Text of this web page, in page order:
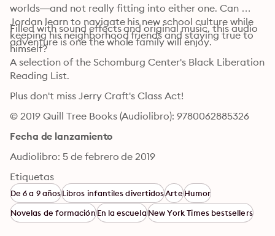
worlds—and not really fitting into either one. Can
Jordan learn to navigate his new school culture while
keeping his neighborhood friends and staying true to
himself?
Filled with sound effects and original music, this audio
adventure is one the whole family will enjoy.
A selection of the Schomburg Center's Black Liberation
Reading List.
Plus don't miss Jerry Craft's Class Act!
© 2019 Quill Tree Books (Audiolibro): 9780062885326
Fecha de lanzamiento
Audiolibro: 5 de febrero de 2019
Etiquetas
De 6 a 9 añosLibros infantiles divertidosArteHumor
Novelas de formaciónEn la escuelaNew York Times bestsellers